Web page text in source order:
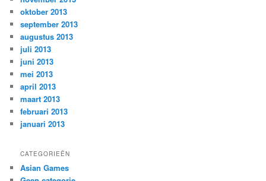
oktober 2013
september 2013
augustus 2013
juli 2013
juni 2013
mei 2013
april 2013
maart 2013
februari 2013
januari 2013
CATEGORIEËN
Asian Games